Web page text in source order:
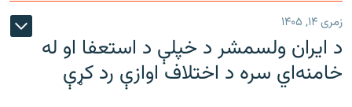
زمری ۱۴, ۱۴۰۵
د ایران ولسمشر د خپلې د استعفا او له
خامنه‌اي سره د اختلاف اوازې رد کړې